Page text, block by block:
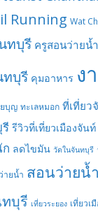
Running Wat
ทบุรี ครูสอนว่ายน้
บุรี คุมอาหาร ง
บุญ ทะเลหมอก ที่เที่ยว
รีวิวที่เที่ยวเมืองจันท์
ลดไขมัน วัดในจันทบุรี
ายน้ำ สอนว่ายน้
บุรี เที่ยวระยอง เที่ยวเ